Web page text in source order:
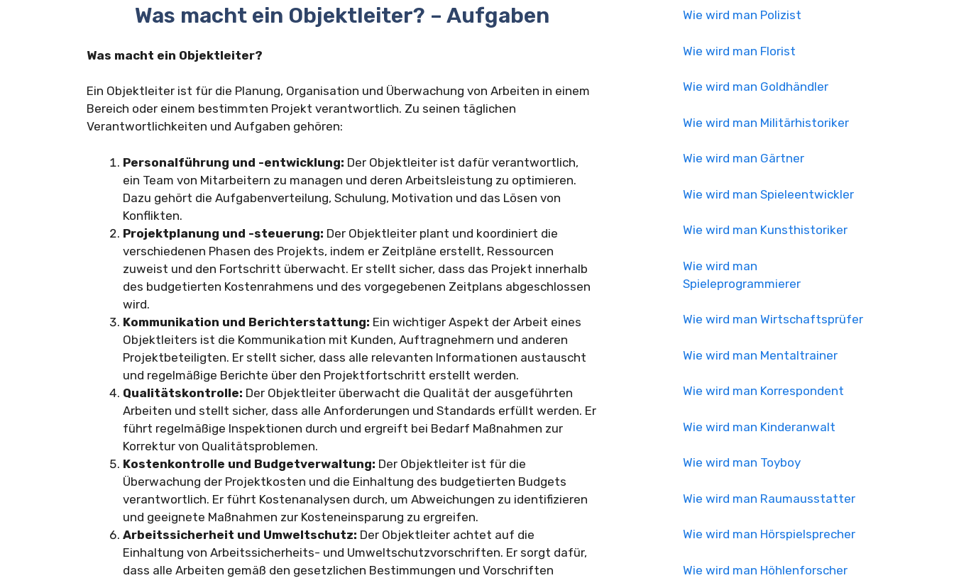
Was macht ein Objektleiter? – Aufgaben
Was macht ein Objektleiter?
Ein Objektleiter ist für die Planung, Organisation und Überwachung von Arbeiten in einem
Bereich oder einem bestimmten Projekt verantwortlich. Zu seinen täglichen
Verantwortlichkeiten und Aufgaben gehören:
Personalführung und -entwicklung: Der Objektleiter ist dafür verantwortlich,
ein Team von Mitarbeitern zu managen und deren Arbeitsleistung zu optimieren.
Dazu gehört die Aufgabenverteilung, Schulung, Motivation und das Lösen von
Konflikten.
Projektplanung und -steuerung: Der Objektleiter plant und koordiniert die
verschiedenen Phasen des Projekts, indem er Zeitpläne erstellt, Ressourcen
zuweist und den Fortschritt überwacht. Er stellt sicher, dass das Projekt innerhalb
des budgetierten Kostenrahmens und des vorgegebenen Zeitplans abgeschlossen
wird.
Kommunikation und Berichterstattung: Ein wichtiger Aspekt der Arbeit eines
Objektleiters ist die Kommunikation mit Kunden, Auftragnehmern und anderen
Projektbeteiligten. Er stellt sicher, dass alle relevanten Informationen austauscht
und regelmäßige Berichte über den Projektfortschritt erstellt werden.
Qualitätskontrolle: Der Objektleiter überwacht die Qualität der ausgeführten
Arbeiten und stellt sicher, dass alle Anforderungen und Standards erfüllt werden. Er
führt regelmäßige Inspektionen durch und ergreift bei Bedarf Maßnahmen zur
Korrektur von Qualitätsproblemen.
Kostenkontrolle und Budgetverwaltung: Der Objektleiter ist für die
Überwachung der Projektkosten und die Einhaltung des budgetierten Budgets
verantwortlich. Er führt Kostenanalysen durch, um Abweichungen zu identifizieren
und geeignete Maßnahmen zur Kosteneinsparung zu ergreifen.
Arbeitssicherheit und Umweltschutz: Der Objektleiter achtet auf die
Einhaltung von Arbeitssicherheits- und Umweltschutzvorschriften. Er sorgt dafür,
dass alle Arbeiten gemäß den gesetzlichen Bestimmungen und Vorschriften
Wie wird man Polizist
Wie wird man Florist
Wie wird man Goldhändler
Wie wird man Militärhistoriker
Wie wird man Gärtner
Wie wird man Spieleentwickler
Wie wird man Kunsthistoriker
Wie wird man
Spieleprogrammierer
Wie wird man Wirtschaftsprüfer
Wie wird man Mentaltrainer
Wie wird man Korrespondent
Wie wird man Kinderanwalt
Wie wird man Toyboy
Wie wird man Raumausstatter
Wie wird man Hörspielsprecher
Wie wird man Höhlenforscher